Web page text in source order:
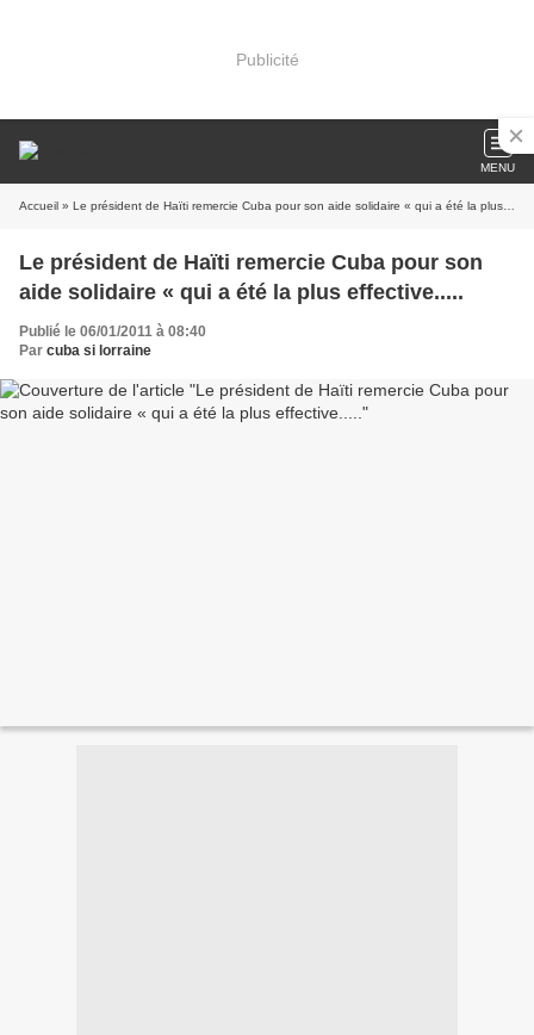
Publicité
MENU
Accueil » Le président de Haïti remercie Cuba pour son aide solidaire « qui a été la plus effective.....
Le président de Haïti remercie Cuba pour son
aide solidaire « qui a été la plus effective.....
Publié le 06/01/2011 à 08:40
Par cuba si lorraine